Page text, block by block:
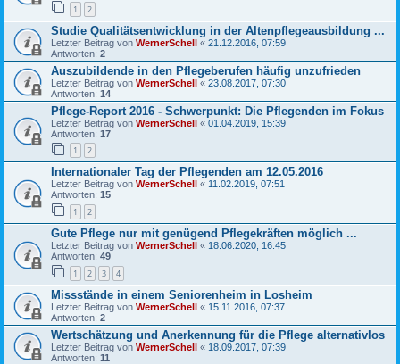
1 2
Studie Qualitätsentwicklung in der Altenpflegeausbildung ...
Letzter Beitrag von WernerSchell « 21.12.2016, 07:59
Antworten: 2
Auszubildende in den Pflegeberufen häufig unzufrieden
Letzter Beitrag von WernerSchell « 23.08.2017, 07:30
Antworten: 14
Pflege-Report 2016 - Schwerpunkt: Die Pflegenden im Fokus
Letzter Beitrag von WernerSchell « 01.04.2019, 15:39
Antworten: 17
1 2
Internationaler Tag der Pflegenden am 12.05.2016
Letzter Beitrag von WernerSchell « 11.02.2019, 07:51
Antworten: 15
1 2
Gute Pflege nur mit genügend Pflegekräften möglich ...
Letzter Beitrag von WernerSchell « 18.06.2020, 16:45
Antworten: 49
1 2 3 4
Missstände in einem Seniorenheim in Losheim
Letzter Beitrag von WernerSchell « 15.11.2016, 07:37
Antworten: 2
Wertschätzung und Anerkennung für die Pflege alternativlos
Letzter Beitrag von WernerSchell « 18.09.2017, 07:39
Antworten: 11